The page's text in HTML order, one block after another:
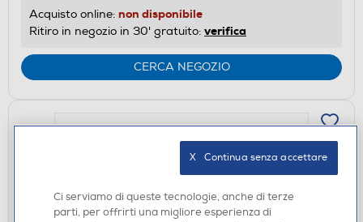
Acquisto online: non disponibile
Ritiro in negozio in 30' gratuito: verifica
CERCA NEGOZIO
Ci serviamo di queste tecnologie, anche di terze
parti, per offrirti una migliore esperienza di
X   Continua senza accettare